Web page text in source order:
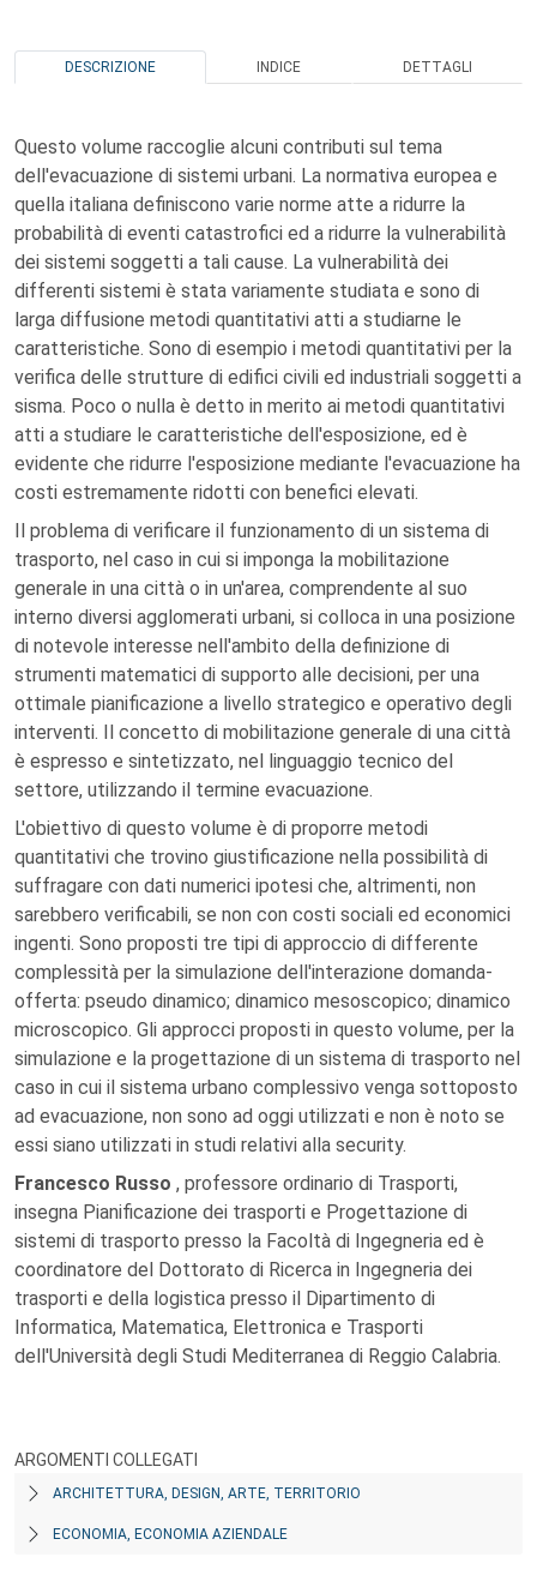
DESCRIZIONE INDICE DETTAGLI
Questo volume raccoglie alcuni contributi sul tema
dell'evacuazione di sistemi urbani. La normativa europea e
quella italiana definiscono varie norme atte a ridurre la
probabilità di eventi catastrofici ed a ridurre la vulnerabilità
dei sistemi soggetti a tali cause. La vulnerabilità dei
differenti sistemi è stata variamente studiata e sono di
larga diffusione metodi quantitativi atti a studiarne le
caratteristiche. Sono di esempio i metodi quantitativi per la
verifica delle strutture di edifici civili ed industriali soggetti a
sisma. Poco o nulla è detto in merito ai metodi quantitativi
atti a studiare le caratteristiche dell'esposizione, ed è
evidente che ridurre l'esposizione mediante l'evacuazione ha
costi estremamente ridotti con benefici elevati.
Il problema di verificare il funzionamento di un sistema di
trasporto, nel caso in cui si imponga la mobilitazione
generale in una città o in un'area, comprendente al suo
interno diversi agglomerati urbani, si colloca in una posizione
di notevole interesse nell'ambito della definizione di
strumenti matematici di supporto alle decisioni, per una
ottimale pianificazione a livello strategico e operativo degli
interventi. Il concetto di mobilitazione generale di una città
è espresso e sintetizzato, nel linguaggio tecnico del
settore, utilizzando il termine evacuazione.
L'obiettivo di questo volume è di proporre metodi
quantitativi che trovino giustificazione nella possibilità di
suffragare con dati numerici ipotesi che, altrimenti, non
sarebbero verificabili, se non con costi sociali ed economici
ingenti. Sono proposti tre tipi di approccio di differente
complessità per la simulazione dell'interazione domanda-
offerta: pseudo dinamico; dinamico mesoscopico; dinamico
microscopico. Gli approcci proposti in questo volume, per la
simulazione e la progettazione di un sistema di trasporto nel
caso in cui il sistema urbano complessivo venga sottoposto
ad evacuazione, non sono ad oggi utilizzati e non è noto se
essi siano utilizzati in studi relativi alla security.
Francesco Russo , professore ordinario di Trasporti,
insegna Pianificazione dei trasporti e Progettazione di
sistemi di trasporto presso la Facoltà di Ingegneria ed è
coordinatore del Dottorato di Ricerca in Ingegneria dei
trasporti e della logistica presso il Dipartimento di
Informatica, Matematica, Elettronica e Trasporti
dell'Università degli Studi Mediterranea di Reggio Calabria.
ARGOMENTI COLLEGATI
ARCHITETTURA, DESIGN, ARTE, TERRITORIO
ECONOMIA, ECONOMIA AZIENDALE